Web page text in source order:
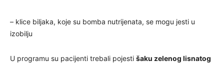
– klice biljaka, koje su bomba nutrijenata, se mogu jesti u
izobilju
U programu su pacijenti trebali pojesti šaku zelenog lisnatog